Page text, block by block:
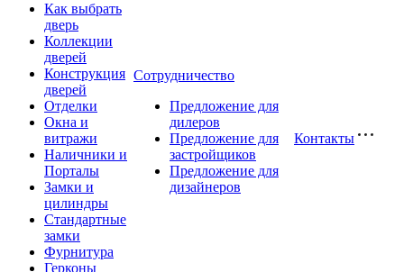
Как выбрать
дверь
Коллекции
дверей
Конструкция
дверей
Отделки
Окна и
витражи
Наличники и
Порталы
Замки и
цилиндры
Стандартные
замки
Фурнитура
Герконы
Сотрудничество
Предложение для
дилеров
Предложение для
застройщиков
Предложение для
дизайнеров
Контакты